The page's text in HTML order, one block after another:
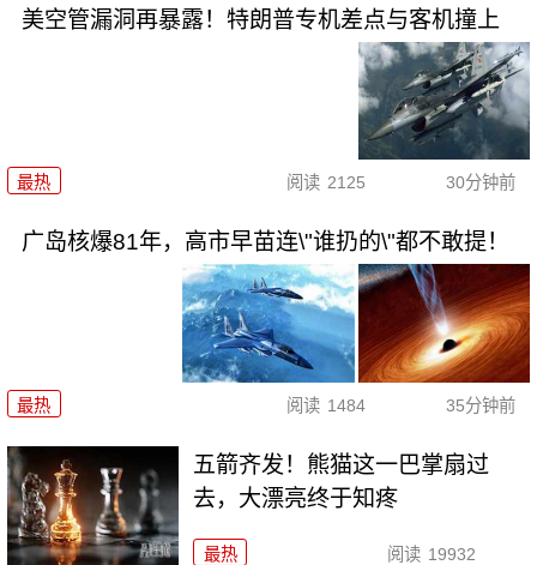
美空管漏洞再暴露！特朗普专机差点与客机撞上
最热 阅读 2125 30分钟前
广岛核爆81年，高市早苗连\"谁扔的\"都不敢提！
最热 阅读 1484 35分钟前
五箭齐发！熊猫这一巴掌扇过
去，大漂亮终于知疼
最热 阅读 19932